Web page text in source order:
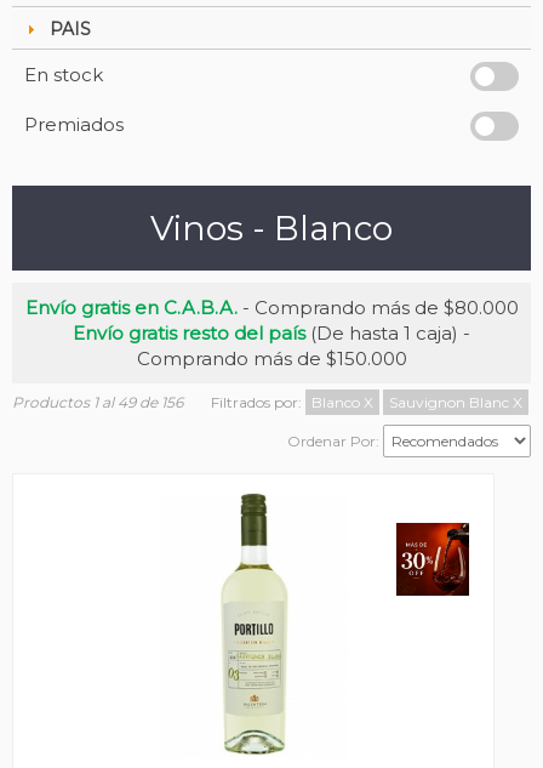
PAIS
En stock
Premiados
Vinos - Blanco
Envío gratis en C.A.B.A.- Comprando más de $80.000
Envío gratis resto del país(De hasta 1 caja) -
Comprando más de $150.000
Productos 1 al 49 de 156 Filtrados por: Blanco X Sauvignon Blanc X
Ordenar Por: